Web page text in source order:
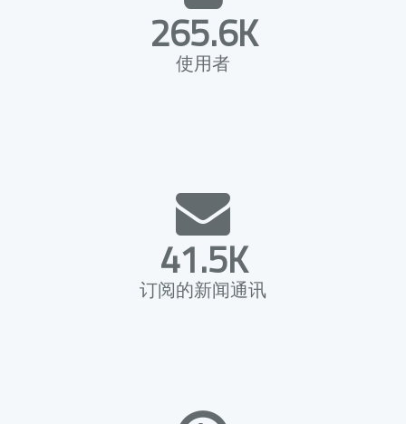
265.6K
使用者
41.5K
订阅的新闻通讯